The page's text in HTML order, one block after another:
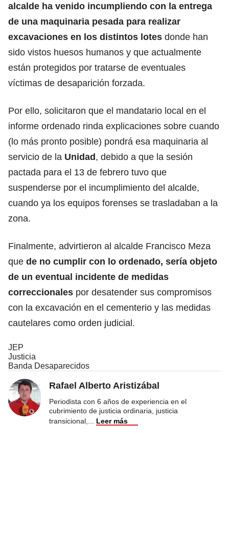
alcalde ha venido incumpliendo con la entrega
de una maquinaria pesada para realizar
excavaciones en los distintos lotes donde han
sido vistos huesos humanos y que actualmente
están protegidos por tratarse de eventuales
víctimas de desaparición forzada.
Por ello, solicitaron que el mandatario local en el
informe ordenado rinda explicaciones sobre cuando
(lo más pronto posible) pondrá esa maquinaria al
servicio de la Unidad, debido a que la sesión
pactada para el 13 de febrero tuvo que
suspenderse por el incumplimiento del alcalde,
cuando ya los equipos forenses se trasladaban a la
zona.
Finalmente, advirtieron al alcalde Francisco Meza
que de no cumplir con lo ordenado, sería objeto
de un eventual incidente de medidas
correccionales por desatender sus compromisos
con la excavación en el cementerio y las medidas
cautelares como orden judicial.
JEP
Justicia
Banda Desaparecidos
Rafael Alberto Aristizábal
Periodista con 6 años de experiencia en el
cubrimiento de justicia ordinaria, justicia
transicional,
Leer más